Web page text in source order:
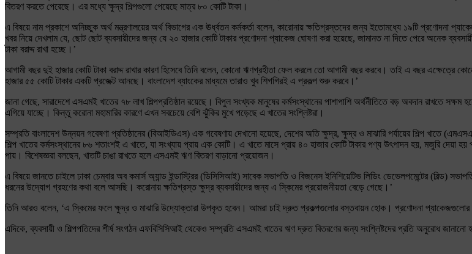
বিতরণ করতে পেরেছে। এর মধ্যে ক্ষুদ্র শিল্পগুলো পেয়েছে মাত্র ৮০ কোটি টাকা।
এ বিষয়ে নাম প্রকাশে অনিচ্ছুক অর্থ মন্ত্রণালয়ের অর্থ বিভাগের এক ঊর্ধ্বতন কর্মকর্তা বলেন, কারোনায় ক্ষতিগ্রস্তদের জন্য ইতোমধ্যে ১৯টি
খবর নিয়ে দেখলাম যে, ছোট ছোট ব্যবসায়ীদের জন্য যে ২০ হাজার কোটি টাকার প্রণোদনা প্যাকেজ ঘোষণা করা হয়েছে, জামানত না দিতে পেরে অনেক
টাকা বরাদ্দ রাখা হচ্ছে।’
আগামী বছর দুই হাজার কোটি টাকা বরাদ্দ রাখার কারণ হিসেবে তিনি বলেন, কোনো ঋণগ্রহীতা ফেল করলে তো আগামী বছর করবে। তাই এ বছর এক্ষেত্রে
হাজার ৫৫ কোটি টাকার একটি প্রজেক্ট আনছে। বাংলাদেশ ব্যাংকের মাধ্যমে তারাও খুব শিগগিরই এ প্রকল্প শুরু করবে।’
জানা গেছে, সারাদেশে এসএমই খাতের ৭৮ লাখ শিল্পপ্রতিষ্ঠান রয়েছে। বিপুল সংখ্যক মানুষের কর্মসংস্থানের পাশাপাশি অর্থনীতিতে বড় অবদান রাখতে
এগিয়ে যাচ্ছে। কিন্তু করোনা মহামারির কারণে এখন সবচেয়ে বেশি ঝুঁকির মুখে পড়েছে এ খাতের সংশ্লিষ্টরা।
সম্প্রতি বাংলাদেশ উন্নয়ন গবেষণা প্রতিষ্ঠানের (বিআইডিএস) এক গবেষণায় দেখানো হয়েছে, দেশের অতি ক্ষুদ্র, ক্ষুদ্র ও মাঝারি পর্যায়ের শিল্প খাতে
শিল্প খাতের কর্মসংস্থানের ৮৬ শতাংশই এ খাতে, যা সংখ্যায় প্রায় এক কোটি। এ খাতে মাসে প্রায় ৪০ হাজার কোটি টাকার পণ্য উৎপাদন হয়, মজুরি দেয়া
পায়। বিশেষজ্ঞরা বলছেন, খাতটি চাঙা রাখতে হলে এসএমই ঋণ বিতরণ বাড়ানো প্রয়োজন।
এ বিষয়ে জানতে চাইলে ঢাকা চেম্বার অব কমার্স অ্যান্ড ইন্ডাস্ট্রির (ডিসিসিআই) সাবেক সভাপতি ও বিজনেস ইনিশিয়েটিভ লিডিং ডেভেলপমেন্টের
ধরনের উদ্যোগ গ্রহণের কথা বলে আসছি। করোনায় ক্ষতিগ্রস্ত ক্ষুদ্র ব্যবসায়ীদের জন্য এ স্কিমের প্রয়োজনীয়তা বেড়ে গেছে।’
তিনি আরও বলেন, ‘এ স্কিমের ফলে ক্ষুদ্র ও মাঝারি উদ্যোক্তারা উপকৃত হবেন। আমরা চাই দ্রুত প্রকল্পগুলোর বস্তবায়ন হোক। প্রণোদনা
এদিকে, ব্যবসায়ী ও শিল্পপতিদের শীর্ষ সংগঠন এফবিসিসিআই থেকেও সম্প্রতি এসএমই খাতের ঋণ দ্রুত বিতরণের জন্য সংশ্লিষ্টদের প্রতি অনুরোধ